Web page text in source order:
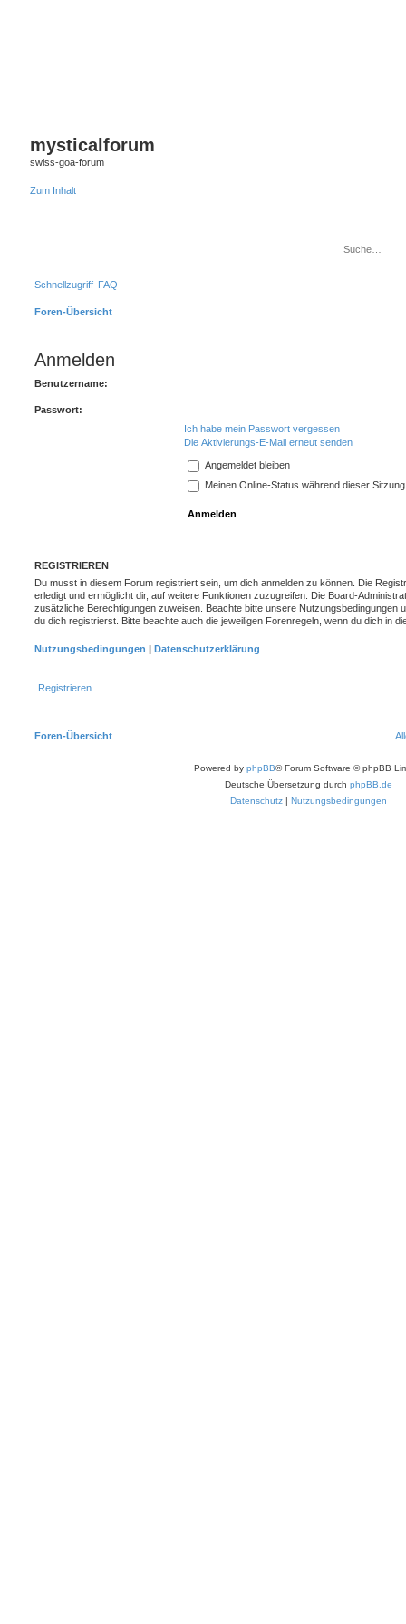
mysticalforum
swiss-goa-forum
Zum Inhalt
Schnellzugriff FAQ
Foren-Übersicht
Anmelden
Benutzername:
Passwort:
Ich habe mein Passwort vergessen
Die Aktivierungs-E-Mail erneut senden
Angemeldet bleiben
Meinen Online-Status während dieser
REGISTRIEREN
Du musst in diesem Forum registriert sein, um dich anmelden zu können. Die
erledigt und ermöglicht dir, auf weitere Funktionen zuzugreifen. Die Board-
zusätzliche Berechtigungen zuweisen. Beachte bitte unsere Nutzungsbedingungen
du dich registrierst. Bitte beachte auch die jeweiligen Forenregeln, wenn du dich in
Nutzungsbedingungen | Datenschutzerklärung
Registrieren
Foren-Übersicht
Powered by phpBB® Forum Software © phpBB
Deutsche Übersetzung durch phpBB.de
Datenschutz | Nutzungsbedingungen